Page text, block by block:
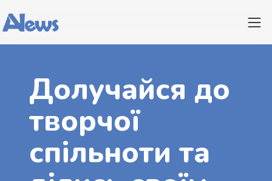
Долучайся до
творчої
спільноти та